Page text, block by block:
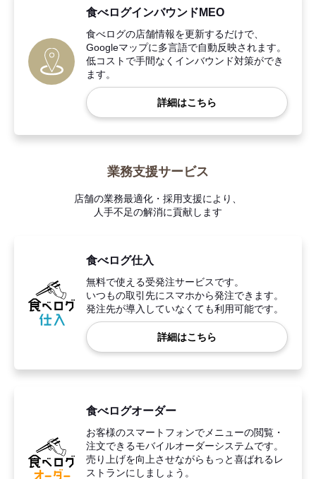
食べログインバウンドMEO
食べログの店舗情報を更新するだけで、
Googleマップに多言語で自動反映されます。
低コストで手間なくインバウンド対策ができ
ます。
詳細はこちら
業務支援サービス
店舗の業務最適化・採用支援により、
人手不足の解消に貢献します
食べログ仕入
無料で使える受発注サービスです。
いつもの取引先にスマホから発注できます。
発注先が導入していなくても利用可能です。
詳細はこちら
食べログオーダー
お客様のスマートフォンでメニューの閲覧・
注文できるモバイルオーダーシステムです。
売り上げを向上させながらもっと喜ばれるレ
ストランにしましょう。